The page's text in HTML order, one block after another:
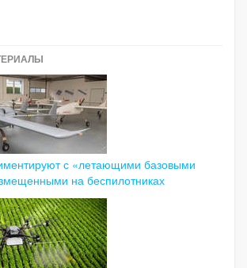
с «летающими базовыми
на беспилотниках